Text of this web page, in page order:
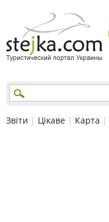
Звіти | Цікаве | Карта |